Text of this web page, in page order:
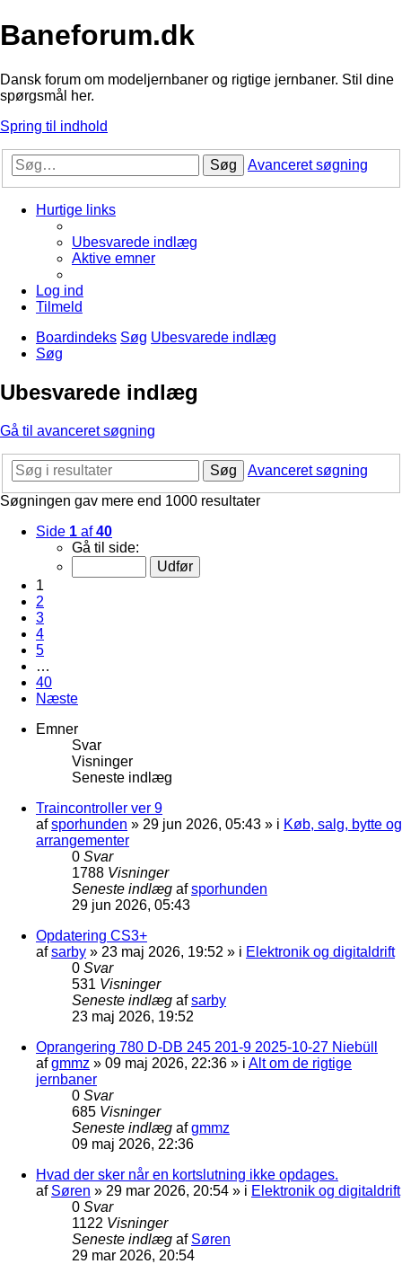
Baneforum.dk
Dansk forum om modeljernbaner og rigtige jernbaner. Stil dine
spørgsmål her.
Spring til indhold
Søg Avanceret søgning
Hurtige links
Ubesvarede indlæg
Aktive emner
Log ind
Tilmeld
Boardindeks Søg Ubesvarede indlæg
Søg
Ubesvarede indlæg
Gå til avanceret søgning
Søg
Avanceret søgning
Søgningen gav mere end 1000 resultater
Side 1 af40
Gå til side:
1
2
3
4
5
…
40
Næste
Emner
Svar
Visninger
Seneste indlæg
Traincontroller ver 9
afsporhunden » 29 jun 2026, 05:43 » i Køb, salg, bytte og
arrangementer
0 Svar
1788 Visninger
Seneste indlæg afsporhunden
29 jun 2026, 05:43
Opdatering CS3+
afsarby » 23 maj 2026, 19:52 » i Elektronik og digitaldrift
0 Svar
531 Visninger
Seneste indlæg afsarby
23 maj 2026, 19:52
Oprangering 780 D-DB 245 201-9 2025-10-27 Niebüll
afgmmz » 09 maj 2026, 22:36 » i Alt om de rigtige
jernbaner
0 Svar
685 Visninger
Seneste indlæg afgmmz
09 maj 2026, 22:36
Hvad der sker når en kortslutning ikke opdages.
af Søren » 29 mar 2026, 20:54 » i Elektronik og digitaldrift
0 Svar
1122 Visninger
Seneste indlæg af Søren
29 mar 2026, 20:54